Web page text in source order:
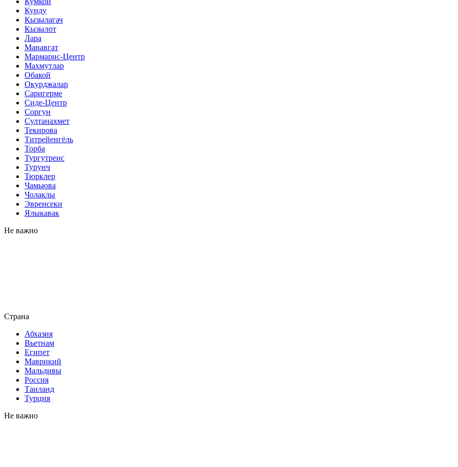
Кунду
Кызылагач
Кызылот
Лара
Манавгат
Мармарис-Центр
Махмутлар
Обакой
Окурджалар
Саригерме
Сиде-Центр
Соргун
Султанахмет
Текирова
Титрейенгёль
Торба
Тургутреис
Турунч
Тюрклер
Чамьюва
Чолаклы
Эвренсеки
Ялыкавак
Не важно
Страна
Абхазия
Вьетнам
Египет
Маврикий
Мальдивы
Россия
Таиланд
Турция
Не важно